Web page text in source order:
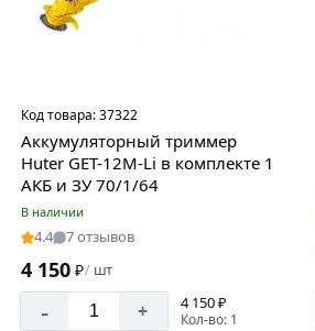
Код товара:37322
Аккумуляторный триммер
Huter GET-12M-Li в комплекте 1
АКБ и ЗУ 70/1/64
В наличии
4.4 7 отзывов
4 150 ₽/ шт
- + 4 150 ₽
Кол-во: 1